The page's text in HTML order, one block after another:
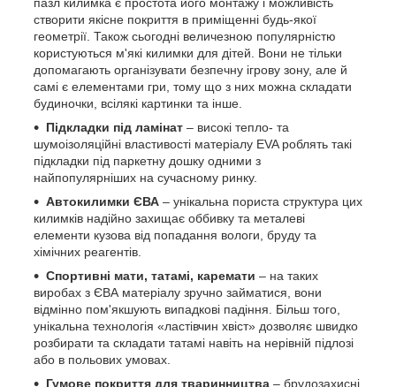
створити якісне покриття в приміщенні будь-якої
геометрії. Також сьогодні величезною популярністю
користуються м'які килимки для дітей. Вони не тільки
допомагають організувати безпечну ігрову зону, але й
самі є елементами гри, тому що з них можна складати
будиночки, всілякі картинки та інше.
Підкладки під ламінат – високі тепло- та
шумоізоляційні властивості матеріалу EVA роблять такі
підкладки під паркетну дошку одними з
найпопулярніших на сучасному ринку.
Автокилимки ЄВА – унікальна пориста структура цих
килимків надійно захищає оббивку та металеві
елементи кузова від попадання вологи, бруду та
хімічних реагентів.
Спортивні мати, татамі, каремати – на таких
виробах з ЄВА матеріалу зручно займатися, вони
відмінно пом'якшують випадкові падіння. Більш того,
унікальна технологія «ластівчин хвіст» дозволяє швидко
розбирати та складати татамі навіть на нерівній підлозі
або в польових умовах.
Гумове покриття для тваринництва – брудозахисні